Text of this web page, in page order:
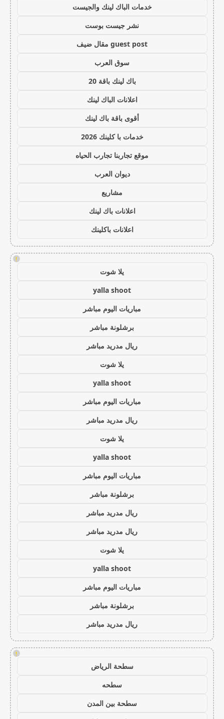
خدمات الباك لينك والجيست
نشر جيست بوست
guest post مقال ضيف
سوق العرب
باك لينك باقة 20
اعلانات الباك لينك
أقوى باقة باك لينك
خدمات با كلينك 2026
موقع تجاربنا تجارب الحياه
ديوان العرب
مشاريع
اعلانات باك لينك
اعلانات باكلينك
!
يلا شوت
yalla shoot
مباريات اليوم مباشر
برشلونة مباشر
ريال مدريد مباشر
يلا شوت
yalla shoot
مباريات اليوم مباشر
ريال مدريد مباشر
يلا شوت
yalla shoot
مباريات اليوم مباشر
برشلونة مباشر
ريال مدريد مباشر
ريال مدريد مباشر
يلا شوت
yalla shoot
مباريات اليوم مباشر
برشلونة مباشر
ريال مدريد مباشر
!
سطحة الرياض
سطحه
سطحة بين المدن